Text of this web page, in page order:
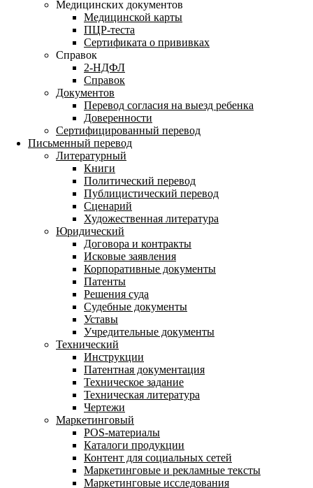
Медицинских документов
Медицинской карты
ПЦР-теста
Сертификата о прививках
Справок
2-НДФЛ
Справок
Документов
Перевод согласия на выезд ребенка
Доверенности
Сертифицированный перевод
Письменный перевод
Литературный
Книги
Политический перевод
Публицистический перевод
Сценарий
Художественная литература
Юридический
Договора и контракты
Исковые заявления
Корпоративные документы
Патенты
Решения суда
Судебные документы
Уставы
Учредительные документы
Технический
Инструкции
Патентная документация
Техническое задание
Техническая литература
Чертежи
Маркетинговый
POS-материалы
Каталоги продукции
Контент для социальных сетей
Маркетинговые и рекламные тексты
Маркетинговые исследования